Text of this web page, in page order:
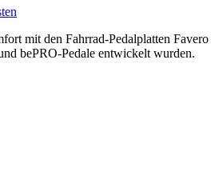
mit den Fahrrad-Pedalplatten Favero
bePRO-Pedale entwickelt wurden.